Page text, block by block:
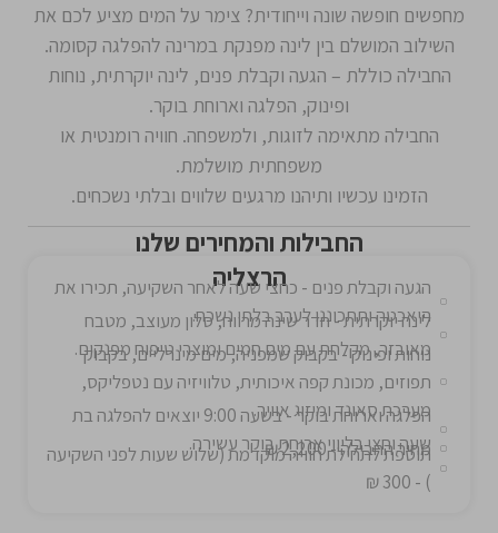
מחפשים חופשה שונה וייחודית? צימר על המים מציע לכם את
השילוב המושלם בין לינה מפנקת במרינה להפלגה קסומה.
החבילה כוללת – הגעה וקבלת פנים, לינה יוקרתית, נוחות
ופינוק, הפלגה וארוחת בוקר.
החבילה מתאימה לזוגות, ולמשפחה. חוויה רומנטית או
משפחתית מושלמת.
הזמינו עכשיו ותיהנו מרגעים שלווים ובלתי נשכחים.
החבילות והמחירים שלנו
הרצליה
הגעה וקבלת פנים - כחצי שעה לאחר השקיעה, תכירו את
היאכטה ותתכוננו לערב בלתי נשכח.
לינה יוקרתית - חדר שינה מרווח, סלון מעוצב, מטבח
מאובזר, מקלחת עם מים חמים ומוצרי טיפוח מפנקים.
נוחות ופינוק - בקבוק שמפניה, מים מינרליים, בקבוק
תפוזים, מכונת קפה איכותית, טלוויזיה עם נטפליקס,
מערכת סאונד ומיזוג אוויר.
הפלגה וארוחת בוקר - בשעה 9:00 יוצאים להפלגה בת
שעה וחצי בליווי ארוחת בוקר עשירה.
מחיר החבילה - 2,200 ₪
תוספת לתחילת חוויה מוקדמת (שלוש שעות לפני השקיעה
) - 300 ₪